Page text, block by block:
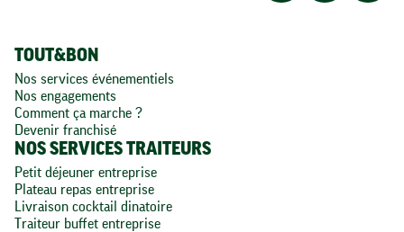
TOUT&BON
Nos services événementiels
Nos engagements
Comment ça marche ?
Devenir franchisé
NOS SERVICES TRAITEURS
Petit déjeuner entreprise
Plateau repas entreprise
Livraison cocktail dinatoire
Traiteur buffet entreprise